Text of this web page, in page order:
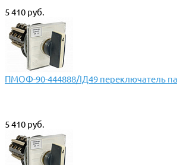
5 410 руб.
ПМОФ-90-444888/IД49 переключатель
5 410 руб.